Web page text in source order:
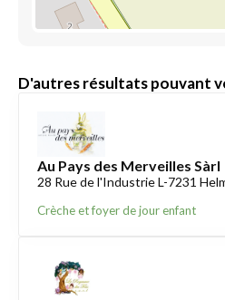
D'autres résultats pouvant
Au Pays des Merveilles Sàrl
28 Rue de l'Industrie L-7231
Crèche et foyer de jour enfant